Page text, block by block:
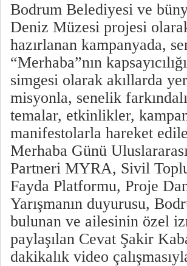
Bodrum Belediyesi ve
Deniz Müzesi projesi
hazırlanan kampanyada,
“Merhaba”nın
simgesi olarak akıllarda
misyonla, senelik
temalar, etkinlikler,
manifestolarla hareket
Merhaba Günü
Partneri MYRA, Sivil
Fayda Platformu, Proje
Yarışmanın duyurusu,
bulunan ve ailesinin özel
paylaşılan Cevat Şakir
dakikalık video